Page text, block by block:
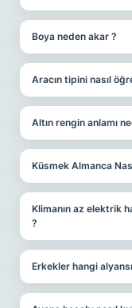
Boya neden akar ?
Aracın tipini nasıl
Altın rengin anlamı
Küsmek Almanca
Klimanın az elektrik
?
Erkekler hangi